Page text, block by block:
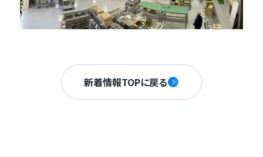
新着情報TOPに戻る